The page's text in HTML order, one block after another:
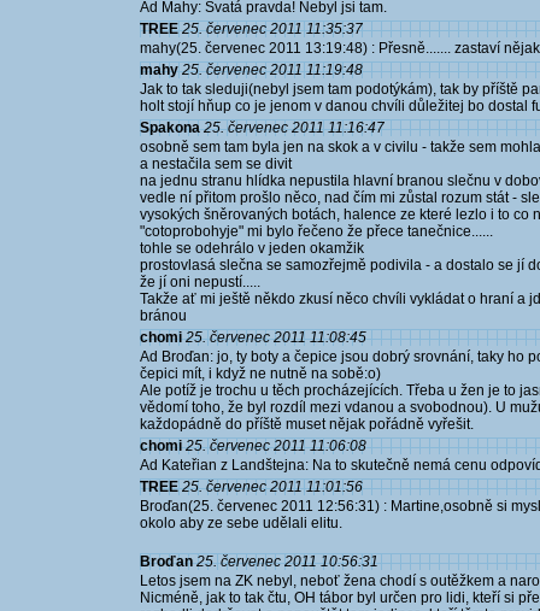
Ad Mahy: Svatá pravda! Nebyl jsi tam.
TREE 25. červenec 2011 11:35:37
mahy(25. červenec 2011 13:19:48) : Přesně....... zastaví
mahy 25. červenec 2011 11:19:48
Jak to tak sleduji(nebyl jsem tam podotýkám), tak by příště
holt stojí hňup co je jenom v danou chvíli důležitej bo dostal
Spakona 25. červenec 2011 11:16:47
osobně sem tam byla jen na skok a v civilu - takže sem
a nestačila sem se divit
na jednu stranu hlídka nepustila hlavní branou slečnu v
vedle ní přitom prošlo něco, nad čím mi zůstal rozum stát -
vysokých šněrovaných botách, halence ze které lezlo i to co
"cotoprobohyje" mi bylo řečeno že přece tanečnice......
tohle se odehrálo v jeden okamžik
prostovlasá slečna se samozřejmě podivila - a dostalo se jí
že jí oni nepustí.....
Takže ať mi ještě někdo zkusí něco chvíli vykládat o hraní a
bránou
chomi 25. červenec 2011 11:08:45
Ad Broďan: jo, ty boty a čepice jsou dobrý srovnání, taky ho
čepici mít, i když ne nutně na sobě:o)
Ale potíž je trochu u těch procházejících. Třeba u žen je to
vědomí toho, že byl rozdíl mezi vdanou a svobodnou). U
každopádně do příště muset nějak pořádně vyřešit.
chomi 25. červenec 2011 11:06:08
Ad Kateřian z Landštejna: Na to skutečně nemá cenu
TREE 25. červenec 2011 11:01:56
Broďan(25. červenec 2011 12:56:31) : Martine,osobně si
okolo aby ze sebe udělali elitu.
Broďan 25. červenec 2011 10:56:31
Letos jsem na ZK nebyl, neboť žena chodí s outěžkem a
Nicméně, jak to tak čtu, OH tábor byl určen pro lidi, kteří si